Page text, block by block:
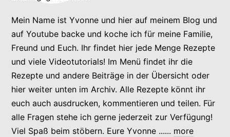
Mein Name ist Yvonne und hier auf meinem Blog und
auf Youtube backe und koche ich für meine Familie,
Freund und Euch. Ihr findet hier jede Menge Rezepte
und viele Videotutorials! Im Menü findet ihr die
Rezepte und andere Beiträge in der Übersicht oder
hier weiter unten im Archiv. Alle Rezepte könnt ihr
euch auch ausdrucken, kommentieren und teilen. Für
alle Fragen stehe ich gerne jederzeit zur Verfügung!
Viel Spaß beim stöbern. Eure Yvonne ...... more